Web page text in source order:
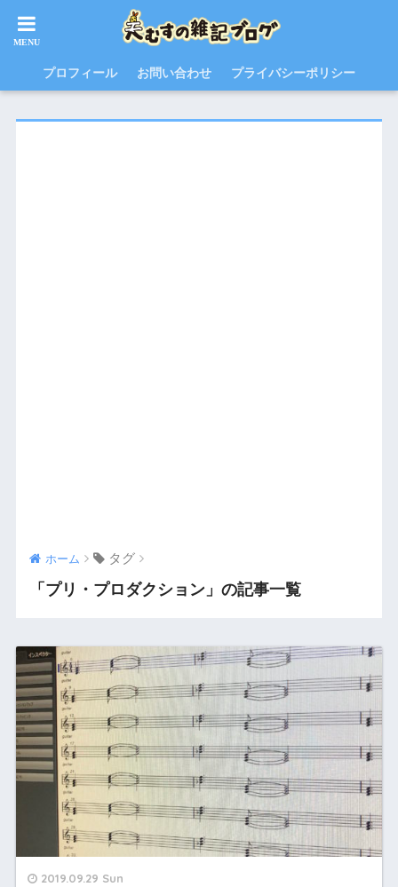
プロフィール お問い合わせ プライバシーポリシー
ホーム タグ
「プリ・プロダクション」の記事一覧
2019.09.29 Sun